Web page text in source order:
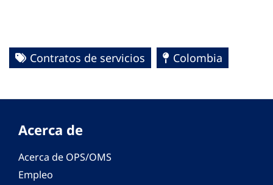
Contratos de servicios Colombia
Acerca de
Acerca de OPS/OMS
Empleo